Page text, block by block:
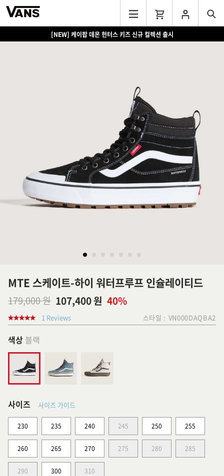
[NEW] 케이팝 데몬 헌터스 키즈 신규 컬렉션 출시
[EVENT] 15만원 이상 구매 시 쿨러백 증정
MTE 스케이트-하이 워터프루프 인슐레이티드
179,000 원 107,400 원 40%
1 Reviews 스타일 : VN000DAQBA2
색상 블랙
사이즈 사이즈 가이드
230 235 240 245 250 255
260 265 270 275 280 285
290 300 310